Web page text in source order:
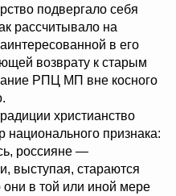
подвергало себя
рассчитывало на
в его
возврату к старым
РПЦ МП вне косного
христианство
национального признака:
россияне —
выступая, стараются
они в той или иной мере